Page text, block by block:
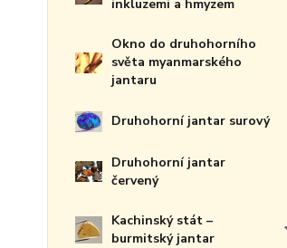
inkluzemi a hmyzem
Okno do druhohorního
světa myanmarského
jantaru
Druhohorní jantar surový
Druhohorní jantar
červený
Kachinský stát –
burmitský jantar